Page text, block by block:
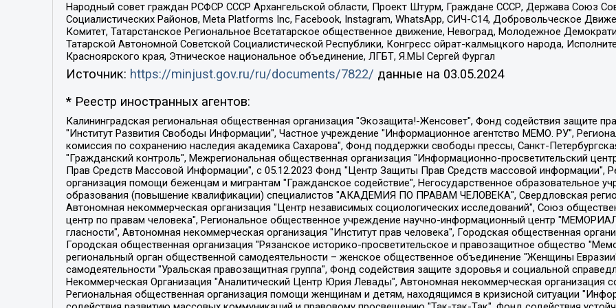
Народный совет граждан РСФСР СССР Архангельской области, Проект Штурм, Граждане СССР, Держава Союз
Социалистических Районов, Meta Platforms Inc, Facebook, Instagram, WhatsApp, СИЧ-С14, Добровольческое
Комитет, Татарстанское Региональное Всетатарское общественное движение, Невоград, Молодежное
Татарской Автономной Советской Социалистической Республики, Конгресс ойрат-калмыцкого народа,
Красноярского края, Этническое национальное объединение, ЛГБТ, Я.МЫ Сергей Фургал
Источник: https://minjust.gov.ru/ru/documents/7822/ данные на 03.05.2024
* Реестр иностранных агентов:
Калининградская региональная общественная организация "Экозащита!-Женсовет", Фонд содействия защите прав и свобод граждан "Общественный вердикт", Фонд "Институт Развития Свободы Информации", Частное учреждение "Информационное агентство МЕМО. РУ", Региональная общественная организация "Общественная комиссия по сохранению наследия академика Сахарова", Фонд поддержки свободы прессы, Санкт-Петербургская общественная правозащитная организация "Гражданский контроль", Межрегиональная общественная организация "Информационно-просветительский центр "Мемориал", Региональный Фонд "Центр Защиты Прав Средств Массовой Информации", с 05.12.2023 Фонд "Центр Защиты Прав Средств массовой информации", Региональная общественная благотворительная организация помощи беженцам и мигрантам "Гражданское содействие", Негосударственное образовательное учреждение дополнительного профессионального образования (повышение квалификации) специалистов "АКАДЕМИЯ ПО ПРАВАМ ЧЕЛОВЕКА", Свердловская региональная общественная организация "Сутяжник", Автономная некоммерческая организация "Центр независимых социологических исследований", Союз общественных объединений "Российский исследовательский центр по правам человека", Региональное общественное учреждение научно-информационный центр "МЕМОРИАЛ", Некоммерческая организация "Фонд защиты гласности", Автономная некоммерческая организация "Институт прав человека", Городская общественная организация "Екатеринбургское общество "МЕМОРИАЛ", Городская общественная организация "Рязанское историко-просветительское и правозащитное общество "Мемориал" (Рязанский Мемориал), Челябинский региональный орган общественной самодеятельности – женское общественное объединение "Женщины Евразии", Челябинский региональный орган общественной самодеятельности "Уральская правозащитная группа", Фонд содействия защите здоровья и социальной справедливости имени Андрея Рылькова, Автономная Некоммерческая Организация "Аналитический Центр Юрия Левады", Автономная некоммерческая организация социальной поддержки населения "Проект Апрель", Региональная общественная организация помощи женщинам и детям, находящимся в кризисной ситуации "Информационно-методический центр "Анна", Фонд содействия развитию массовых коммуникаций и правовому просвещению "Так-так-Так", Фонд содействия устойчивому развитию "Серебряная тайга", Свердловский региональный общественный фонд социальных проектов "Новое время", "Idel.Реалии", Кавказ.Реалии, Крым.Реалии, Телеканал Настоящее Время, Татаро-башкирская служба Радио Свобода (Azatliq Radiosi), Радио Свободная Европа/Радио Свобода (PCE/PC), "Сибирь.Реалии", "Фактограф", Благотворительный фонд помощи осужденным и их семьям, Автономная некоммерческая организация "Институт глобализации и социальных движений", Фонд "В защиту прав заключенных", Частное учреждение "Центр поддержки и содействия развитию средств массовой информации", Пензенский региональный общественный благотворительный фонд "Гражданский союз", "Север.Реалии", Некоммерческая организация Фонд "Правовая инициатива", Общество с ограниченной ответственностью "Радио Свободная Европа/Радио Свобода", Чешское информационное агентство "MEDIUM-ORIENT", Красноярская региональная общественная организация "Мы против СПИДа", Камалягин Денис Николаевич, Маркелов Сергей Евгеньевич, Пономарев Лев Александрович, Савицкая Людмила Алексеевна, Автономная некоммерческая организация "Центр по работе с проблемой насилия "НАСИЛИЮ.НЕТ", Межрегиональный профессиональный союз работников здравоохранения "Альянс врачей", Юридическое лицо, зарегистрированное в Латвийской Республике, SIA "Medusa Project" (регистрационный номер 40103797863, дата регистрации 10.06.2014), Некоммерческая организация "Фонд по борьбе с коррупцией", Автономная некоммерческая организация "Институт права и публичной политики", Баданин Роман Сергеевич, Гликин Максим Александрович, Железнова Мария Михайловна, Лукьянова Юлия Сергеевна, Маетная Елизавета Витальевна, Маняхин Петр Борисович, Чуракова Ольга Владимировна, Ярош Юлия Петровна, Юридическое лицо "The Insider SIA", зарегистрированное в Риге, Латвийская Республика (дата регистрации 26.06.2015), являющееся администратором доменного имени интернет-издания "The Insider SIA", https://theins.ru, Постернак Алексей Евгеньевич, Рубин Михаил Аркадьевич, Анин Роман Александрович, Юридическое лицо Istories fonds, зарегистрированное в Латвийской Республике (регистрационный номер 50008295751, дата регистрации 24.02.2020), Великовский Дмитрий Александрович, Долинина Ирина Николаевна, Мароховская Алеся Алексеевна, Шлейнов Роман Юрьевич, Шмагун Олеся Валентиновна, Общество с ограниченной ответственностью "Альтаир 2021", Общество с ограниченной ответственностью "Вега 2021", Общество с ограниченной ответственностью "Главный редактор 2021", Общество с ограниченной ответственностью "Ромашки монолит", Важенков Артем Валерьевич, Ивановская областная общественная организация "Центр гендерных исследований", Гурман Юрий Альбертович, Медиапроект "ОВД-Инфо", Егоров Владимир Владимирович, Жилинский Владимир Александрович, Общество с ограниченной ответственностью "ЗП", Иванова София Юрьевна, Карезина Инна Павловна, Кильтау Екатерина Викторовна, Петров Алексей Викторович, Пискунов Сергей Евгеньевич, Смирнов Сергей Сергеевич, Тихонов Михаил Сергеевич, Общество с ограниченной ответственностью "ЖУРНАЛИСТ-ИНОСТРАННЫЙ АГЕНТ", Арапова Галина Юрьевна, Вольтская Татьяна Анатольевна, Американская компания "Mason G.E.S. Anonymous Foundation" (США), являющаяся владельцем интернет-издания https://mnews.world/, Компания "Stichting Bellingcat", зарегистрированная в Нидерландах (дата регистрации 11.07.2018), Захаров Андрей Вячеславович, Клепиковская Екатерина Дмитриевна, Общество с ограниченной ответственностью "МЕМО", Перл Роман Александрович, Симонов Евгений Алексеевич, Соловьева Елена Анатольевна, Сотников Даниил Владимирович, Сурначева Елизавета Дмитриевна, Автономная некоммерческая организация по защите прав человека и информированию населения "Якутия – Наше Мнение", Общество с ограниченной ответственностью "Москоу диджитал медиа", с 26.01.2023 Общество с ограниченной ответственностью "Чайка Белые сады", Ветошкина Валерия Валерьевна, Заговора Максим Александрович, Межрегиональное общественное движение "Российская ЛГБТ - сеть", Оленичев Максим Владимирович, Павлов Иван Юрьевич, Скворцова Елена Сергеевна, Общество с ограниченной ответственностью "Как бы инагент", Кочетков Игорь Викторович, Общество с ограниченной ответственностью "Честные выборы", Еланчик Олег Александрович, Общество с ограниченной ответственностью "Нобелевский призыв", Гималова Регина Эмилевна, Григорьев Андрей Валерьевич, Григорьева Алина Александровна, Ассоциация по содействию защите прав призывников, альтернативнослужащих и военнослужащих "Правозащитная группа